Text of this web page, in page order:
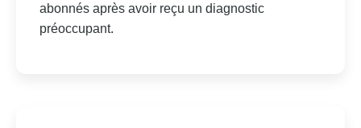
abonnés après avoir reçu un diagnostic
préoccupant.